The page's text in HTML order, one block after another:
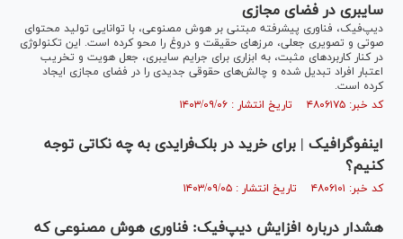
سایبری در فضای مجازی
دیپ‌فیک، فناوری پیشرفته مبتنی بر هوش مصنوعی، با توانایی تولید محتوای
صوتی و تصویری جعلی، مرز‌های حقیقت و دروغ را محو کرده است. این تکنولوژی
در کنار کاربرد‌های مثبت، به ابزاری برای جرایم سایبری، جعل هویت و تخریب
اعتبار افراد تبدیل شده و چالش‌های حقوقی جدیدی را در فضای مجازی ایجاد
کرده است.
کد خبر: ۴۸۰۶۱۷۵ تاریخ انتشار : ۱۴۰۳/۰۹/۰۶
اینفوگرافیک | برای خرید در بلک‌فرایدی به چه نکاتی توجه
کنیم؟
کد خبر: ۴۸۰۶۱۰۱ تاریخ انتشار : ۱۴۰۳/۰۹/۰۵
هشدار درباره افزایش دیپ‌فیک: فناوری هوش مصنوعی که